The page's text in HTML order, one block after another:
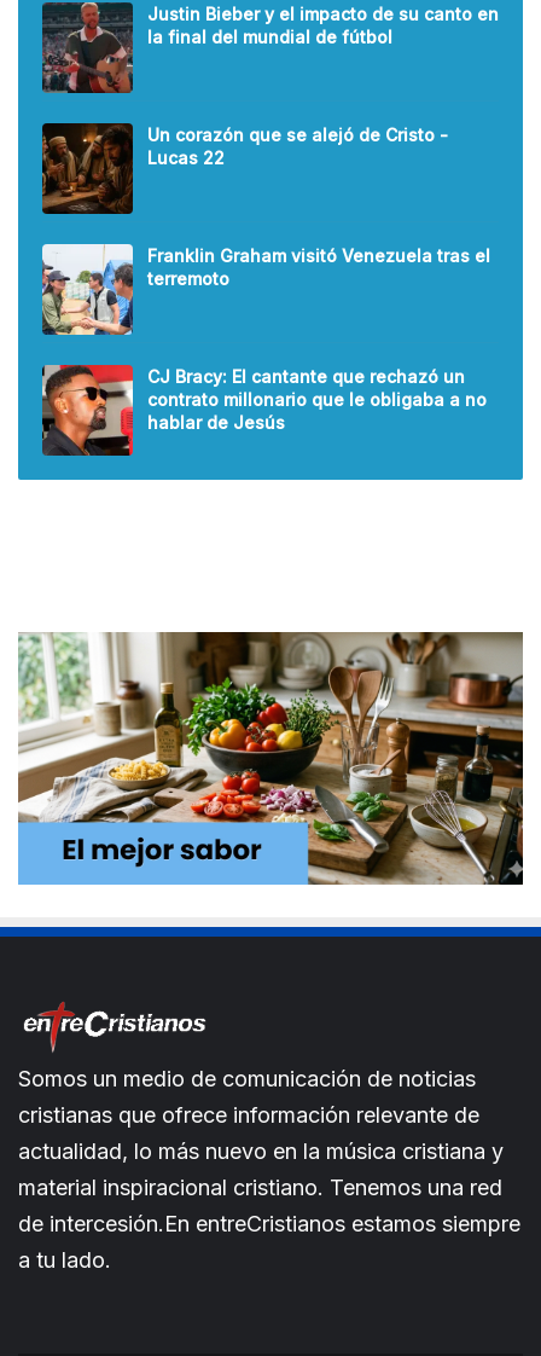
Justin Bieber y el impacto de su canto en
la final del mundial de fútbol
Un corazón que se alejó de Cristo -
Lucas 22
Franklin Graham visitó Venezuela tras el
terremoto
CJ Bracy: El cantante que rechazó un
contrato millonario que le obligaba a no
hablar de Jesús
Somos un medio de comunicación de noticias
cristianas que ofrece información relevante de
actualidad, lo más nuevo en la música cristiana y
material inspiracional cristiano. Tenemos una red
de intercesión.En entreCristianos estamos siempre
a tu lado.